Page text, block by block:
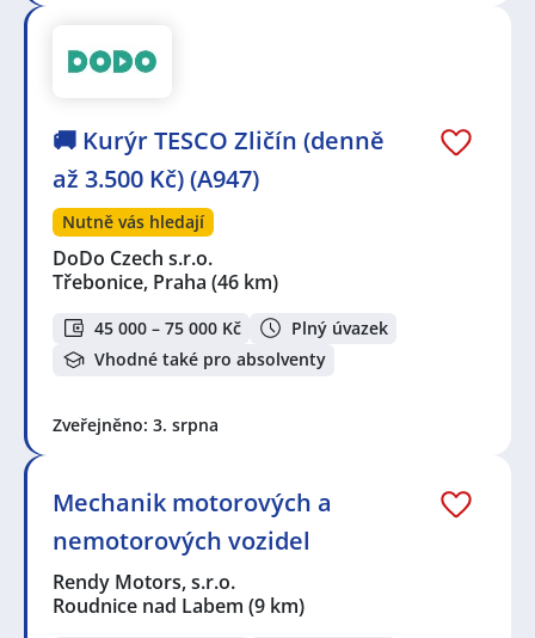
🚚 Kurýr TESCO Zličín (denně
až 3.500 Kč) (A947)
Nutně vás hledají
DoDo Czech s.r.o.
Třebonice, Praha (46 km)
45 000 – 75 000 Kč
Plný úvazek
Vhodné také pro absolventy
Zveřejněno: 3. srpna
Mechanik motorových a
nemotorových vozidel
Rendy Motors, s.r.o.
Roudnice nad Labem (9 km)